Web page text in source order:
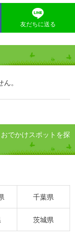
友だちに送る
。
でかけスポットを探
千葉県
茨城県